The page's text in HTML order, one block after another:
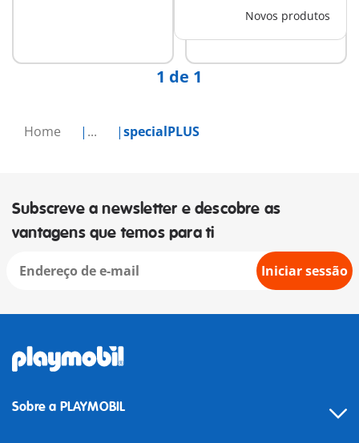
Home ... specialPLUS
Novos produtos
disponível
1 de 1
Subscreve a newsletter e descobre as
vantagens que temos para ti
Iniciar sessão
Sobre a PLAYMOBIL